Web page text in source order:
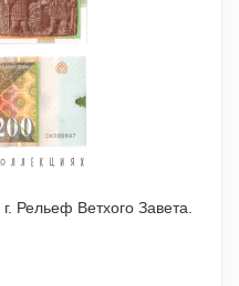
Рельеф Ветхого Завета.